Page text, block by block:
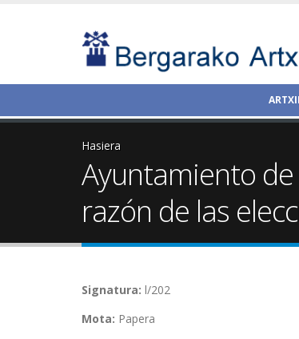
Hasiera
Ayuntamiento
razón de las
Signatura: l/202
Mota: Papera